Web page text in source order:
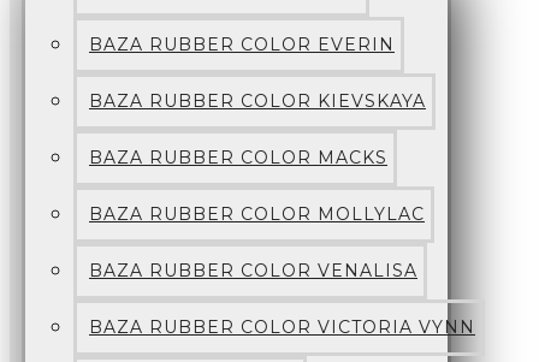
BAZA RUBBER COLOR EVERIN
BAZA RUBBER COLOR KIEVSKAYA
BAZA RUBBER COLOR MACKS
BAZA RUBBER COLOR MOLLYLAC
BAZA RUBBER COLOR VENALISA
BAZA RUBBER COLOR VICTORIA VYNN